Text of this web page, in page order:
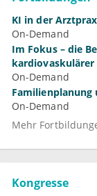
KI in der
On-Demand
Im Fokus – die
On-Demand
Familienplanung
On-Demand
Mehr
Kongresse